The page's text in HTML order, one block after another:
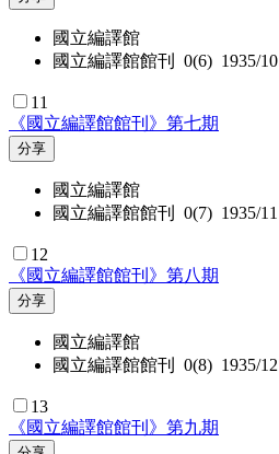
國立編譯館
國立編譯館館刊 0(6) 1935/10
11
《國立編譯館館刊》第七期
分享
國立編譯館
國立編譯館館刊 0(7) 1935/11
12
《國立編譯館館刊》第八期
分享
國立編譯館
國立編譯館館刊 0(8) 1935/12
13
《國立編譯館館刊》第九期